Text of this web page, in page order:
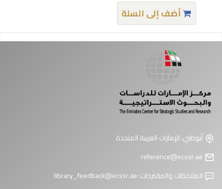
أضف إلى السلة
أبوظبي، الإمارات العربية المتحدة
الملاحظات والمقترحات:library_feedback@ecssr.ae